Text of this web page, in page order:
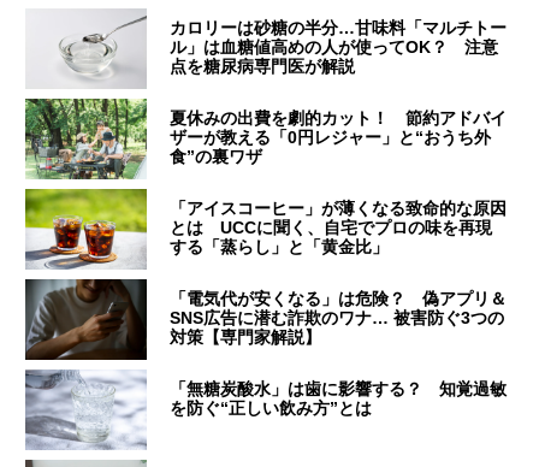
カロリーは砂糖の半分…甘味料「マルチトー
ル」は血糖値高めの人が使ってOK？ 注意
点を糖尿病専門医が解説
夏休みの出費を劇的カット！ 節約アドバイ
ザーが教える「0円レジャー」と“おうち外
食”の裏ワザ
「アイスコーヒー」が薄くなる致命的な原因
とは UCCに聞く、自宅でプロの味を再現
する「蒸らし」と「黄金比」
「電気代が安くなる」は危険？ 偽アプリ＆
SNS広告に潜む詐欺のワナ… 被害防ぐ3つの
対策【専門家解説】
「無糖炭酸水」は歯に影響する？ 知覚過敏
を防ぐ“正しい飲み方”とは